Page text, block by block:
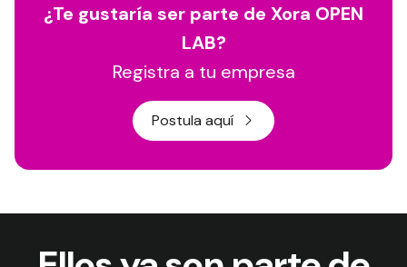
¿Te gustaría ser parte de Xora OPEN
LAB?
Registra a tu empresa
Postula aquí